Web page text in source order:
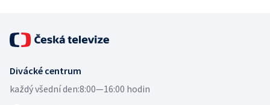
Divácké centrum
každý všední den:8:00—16:00 hodin